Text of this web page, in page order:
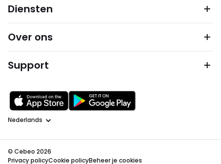
Diensten
Over ons
Support
Taal
© Cebeo 2026
Privacy policyCookie policyBeheer je cookies